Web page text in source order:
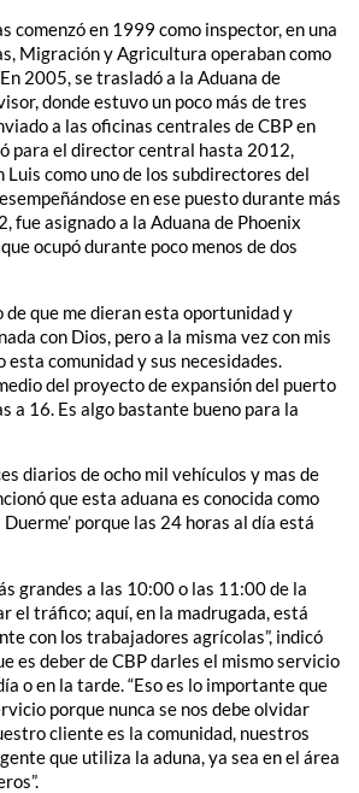
comenzó en 1999 como inspector, en una
Migración y Agricultura operaban como
2005, se trasladó a la Aduana de
donde estuvo un poco más de tres
a las oficinas centrales de CBP en
para el director central hasta 2012,
Luis como uno de los subdirectores del
en ese puesto durante más
fue asignado a la Aduana de Phoenix
ocupó durante poco menos de dos
de que me dieran esta oportunidad y
con Dios, pero a la misma vez con mis
esta comunidad y sus necesidades.
del proyecto de expansión del puerto
a 16. Es algo bastante bueno para la
diarios de ocho mil vehículos y mas de
que esta aduana es conocida como
Duerme’ porque las 24 horas al día está
grandes a las 10:00 o las 11:00 de la
el tráfico; aquí, en la madrugada, está
con los trabajadores agrícolas”, indicó
es deber de CBP darles el mismo servicio
o en la tarde. “Eso es lo importante que
porque nunca se nos debe olvidar
cliente es la comunidad, nuestros
que utiliza la aduna, ya sea en el área